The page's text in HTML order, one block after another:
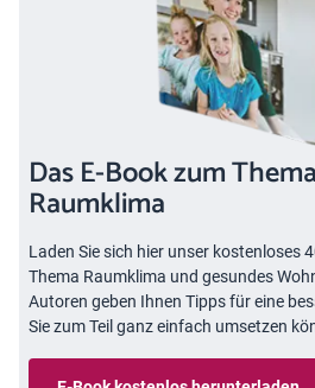
Das E-Book zum
Raumklima
Laden Sie sich hier unser kostenloses
Thema Raumklima und gesundes
Autoren geben Ihnen Tipps für eine
Sie zum Teil ganz einfach umsetzen